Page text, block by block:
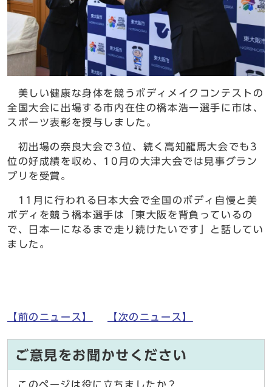
美しい健康な身体を競うボディメイクコンテストの
全国大会に出場する市内在住の橋本浩一選手に市は、
スポーツ表彰を授与しました。
初出場の奈良大会で3位、続く高知龍馬大会でも3
位の好成績を収め、10月の大津大会では見事グラン
プリを受賞。
11月に行われる日本大会で全国のボディ自慢と美
ボディを競う橋本選手は「東大阪を背負っているの
で、日本一になるまで走り続けたいです」と話してい
ました。
【前のニュース】 【次のニュース】
ご意見をお聞かせください
このページは役に立ちましたか？